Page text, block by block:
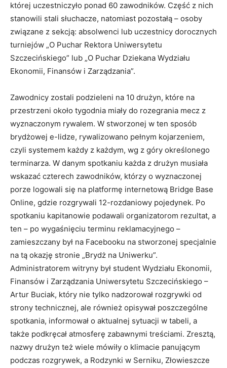
której uczestniczyło ponad 60 zawodników. Część z nich
stanowili stali słuchacze, natomiast pozostałą – osoby
związane z sekcją: absolwenci lub uczestnicy dorocznych
turniejów „O Puchar Rektora Uniwersytetu
Szczecińskiego” lub „O Puchar Dziekana Wydziału
Ekonomii, Finansów i Zarządzania”.
Zawodnicy zostali podzieleni na 10 drużyn, które na
przestrzeni około tygodnia miały do rozegrania mecz z
wyznaczonym rywalem. W stworzonej w ten sposób
brydżowej e-lidze, rywalizowano pełnym kojarzeniem,
czyli systemem każdy z każdym, wg z góry określonego
terminarza. W danym spotkaniu każda z drużyn musiała
wskazać czterech zawodników, którzy o wyznaczonej
porze logowali się na platformę internetową Bridge Base
Online, gdzie rozgrywali 12-rozdaniowy pojedynek. Po
spotkaniu kapitanowie podawali organizatorom rezultat, a
ten – po wygaśnięciu terminu reklamacyjnego –
zamieszczany był na Facebooku na stworzonej specjalnie
na tą okazję stronie „Brydż na Uniwerku”.
Administratorem witryny był student Wydziału Ekonomii,
Finansów i Zarządzania Uniwersytetu Szczecińskiego –
Artur Buciak, który nie tylko nadzorował rozgrywki od
strony technicznej, ale również opisywał poszczególne
spotkania, informował o aktualnej sytuacji w tabeli, a
także podkręcał atmosferę zabawnymi treściami. Zresztą,
nazwy drużyn też wiele mówiły o klimacie panującym
podczas rozgrywek, a Rodzynki w Serniku, Złowieszcze